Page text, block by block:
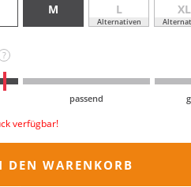
M L
Alternativen
XL
?
passend
verfügbar!
DEN WARENKORB